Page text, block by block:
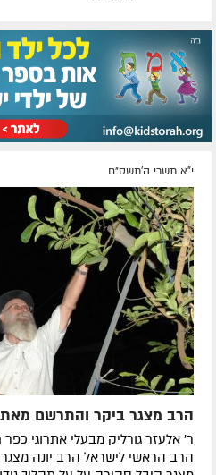
י"א תשרי ה׳תשס״ח
הרב מצגר ביקר והתרשם
ר' אלעזר גורליק מבעלי אתרוגי
הרב הראשי לישראל הרב יונה